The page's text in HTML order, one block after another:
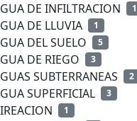
DE INFILTRACION 1
DE LLUVIA 1
DEL SUELO 5
DE RIEGO 3
SUBTERRANEAS 2
SUPERFICIAL 3
1